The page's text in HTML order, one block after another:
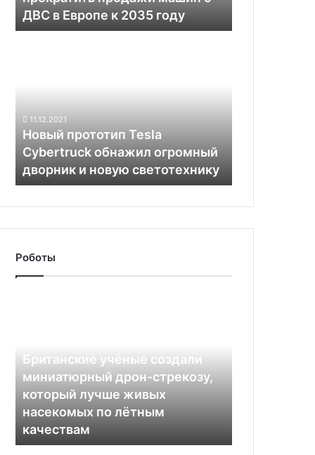
Европе
к
ДВС в Европе к 2035 году
дворник
новую
светотехнику
11.12.2021
Новый прототип Tesla
Cybertruck обнажил огромный
дворник и новую светотехнику
Роботы
дрон-
лучше
живых
насекомых по
лётным
Британские учёные создали
миниатюрный дрон-стрекозу,
который лучше живых
насекомых по лётным
качествам